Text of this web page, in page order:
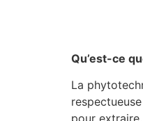
Qu’est-ce
La